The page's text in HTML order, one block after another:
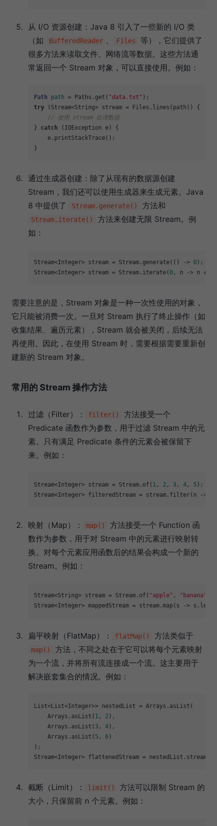
从 I/O 资源创建：Java 8 引入了一些新的 I/O 类
（如
BufferedReader 、 Files
等），它们提供了
很多方法来读取文件、网络流等数据。这些方法通
常返回一个 Stream 对象，可以直接使用。例如：
Path path = Paths.get( "data.txt"
try (Stream<String> stream = Files.lines(path)) {
// 使用 stream 处理数据
} catch (IOException e) {
    e.printStackTrace();
通过生成器创建：除了从现有的数据源创建
Stream，我们还可以使用生成器来生成元素。Java
8 中提供了
Stream.generate() 方法和
Stream.iterate()
方法来创建无限 Stream。例
如：
Stream<Integer> stream = Stream.generate(() -> 0 );
Stream<Integer> stream = Stream.iterate( 0 , n -> n +
需要注意的是，Stream 对象是一种一次性使用的对象，
它只能被消费一次。一旦对 Stream 执行了终止操作（如
收集结果、遍历元素），Stream 就会被关闭，后续无法
再使用。因此，在使用 Stream 时，需要根据需要重新创
建新的 Stream 对象。
常用的 Stream 操作方法
过滤（Filter）： filter()
方法接受一个
Predicate 函数作为参数，用于过滤 Stream 中的元
素。只有满足 Predicate 条件的元素会被保留下
来。例如：
Stream<Integer> stream = Stream.of( 1 , 2 , 3 , 4 , 5 );
Stream<Integer> filteredStream = stream.filter(n -> n
映射（Map）： map()
方法接受一个 Function 函
数作为参数，用于对 Stream 中的元素进行映射转
换。对每个元素应用函数后的结果会构成一个新的
Stream。例如：
Stream<String> stream = Stream.of( "apple" , "banana"
Stream<Integer> mappedStream = stream.map(s ->
扁平映射（FlatMap）： flatMap() 方法类似于
map()
方法，不同之处在于它可以将每个元素映射
为一个流，并将所有流连接成一个流。这主要用于
解决嵌套集合的情况。例如：
List<List<Integer>> nestedList = Arrays.asList(
    Arrays.asList(
1 , 2 ),
    Arrays.asList(
3 , 4 ),
    Arrays.asList(
5 , 6 )
);
Stream<Integer> flattenedStream =
截断（Limit）： limit()
方法可以限制 Stream 的
大小，只保留前 n 个元素。例如：